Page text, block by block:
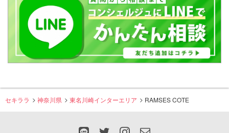
セキララ 神奈川県 東名川崎インターエリア RAMSES COTE